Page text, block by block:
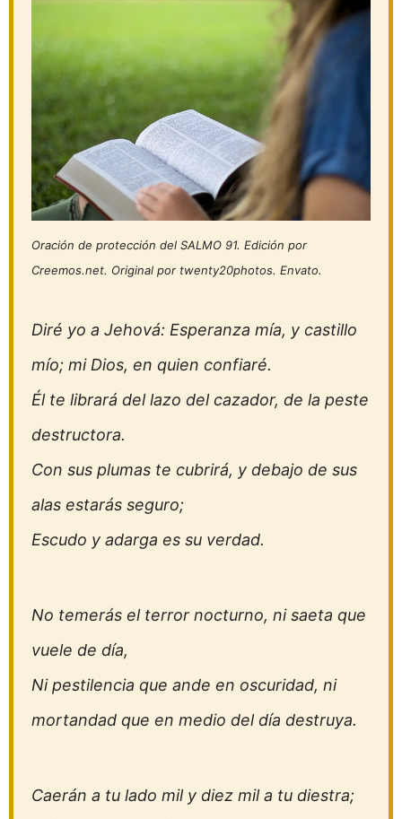
Oración de protección del SALMO 91. Edición por
Creemos.net. Original por twenty20photos. Envato.
Diré yo a Jehová: Esperanza mía, y castillo
mío; mi Dios, en quien confiaré.
Él te librará del lazo del cazador, de la peste
destructora.
Con sus plumas te cubrirá, y debajo de sus
alas estarás seguro;
Escudo y adarga es su verdad.
No temerás el terror nocturno, ni saeta que
vuele de día,
Ni pestilencia que ande en oscuridad, ni
mortandad que en medio del día destruya.
Caerán a tu lado mil y diez mil a tu diestra;